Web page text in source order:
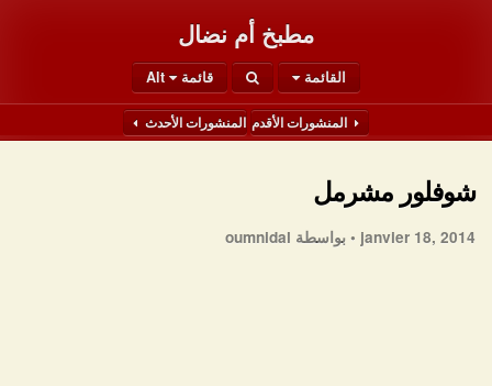
مطبخ أم نضال
القائمة قائمة Alt
المنشورات الأقدم المنشورات الأحدث
شوفلور مشرمل
janvier 18, 2014 • بواسطة oumnidal